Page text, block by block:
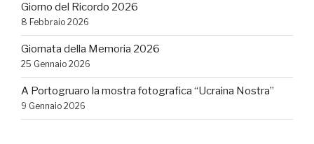
Giorno del Ricordo 2026
8 Febbraio 2026
Giornata della Memoria 2026
25 Gennaio 2026
A Portogruaro la mostra fotografica “Ucraina Nostra”
9 Gennaio 2026